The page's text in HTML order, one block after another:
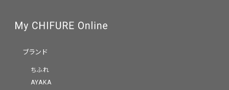
ブランド
ちふれ
AYAKA